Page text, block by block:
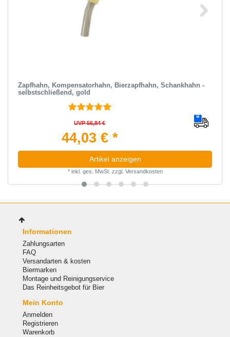
Zapfhahn, Kompensatorhahn, Bierzapfhahn, Schankhahn -
selbstschließend, gold
UVP 56,84 €
44,03 € *
Artikel anzeigen
* inkl. ges. MwSt. zzgl. Versandkosten
Informationen
Zahlungsarten
FAQ
Versandarten & kosten
Biermarken
Montage und Reinigungservice
Das Reinheitsgebot für Bier
Mein Konto
Anmelden
Registrieren
Warenkorb